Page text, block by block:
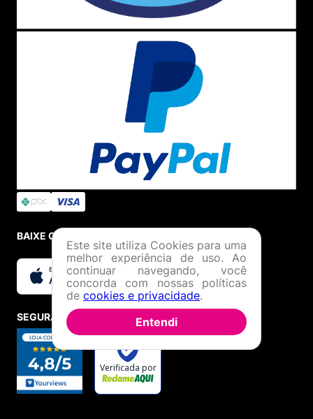
BAIXE O APP
SEGURANÇA E CREDIBILIDADE
Este site utiliza Cookies para uma
melhor experiência de uso. Ao
continuar navegando, você
concorda com nossas políticas
de cookies e privacidade.
Entendi